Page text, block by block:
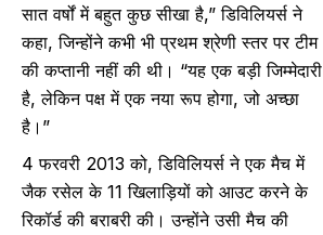
सात वर्षों में बहुत कुछ सीखा है,” डिविलियर्स ने
कहा, जिन्होंने कभी भी प्रथम श्रेणी स्तर पर टीम
की कप्तानी नहीं की थी। “यह एक बड़ी जिम्मेदारी
है, लेकिन पक्ष में एक नया रूप होगा, जो अच्छा
है।”
4 फरवरी 2013 को, डिविलियर्स ने एक मैच में
जैक रसेल के 11 खिलाड़ियों को आउट करने के
रिकॉर्ड की बराबरी की। उन्होंने उसी मैच की